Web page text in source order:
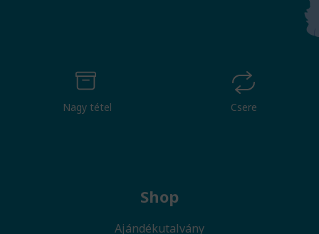
Nagy tétel Csere
Shop
Ajándékutalvány